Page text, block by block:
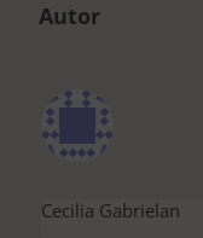
Autor
Cecilia Gabrielan